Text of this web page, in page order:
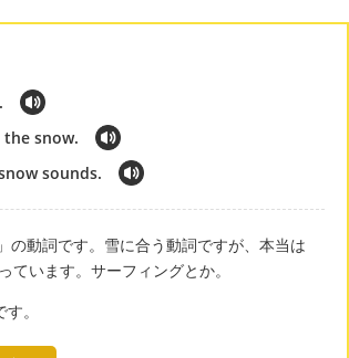
snow.
sounds.
動詞です。雪に合う動詞ですが、本当は
います。サーフィングとか。
。